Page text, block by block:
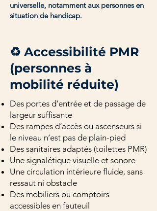
universelle, notamment aux personnes en
situation de handicap.
♻ Accessibilité PMR
(personnes à
mobilité réduite)
Des portes d’entrée et de passage de
largeur suffisante
Des rampes d’accès ou ascenseurs si
le niveau n’est pas de plain-pied
Des sanitaires adaptés (toilettes PMR)
Une signalétique visuelle et sonore
Une circulation intérieure fluide, sans
ressaut ni obstacle
Des mobiliers ou comptoirs
accessibles en fauteuil